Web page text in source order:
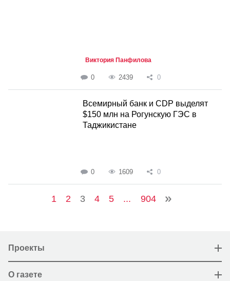
Виктория Панфилова
0 2439 0
Всемирный банк и CDP выделят
$150 млн на Рогунскую ГЭС в
Таджикистане
0 1609 0
1 2 3 4 5 ... 904
Проекты
О газете